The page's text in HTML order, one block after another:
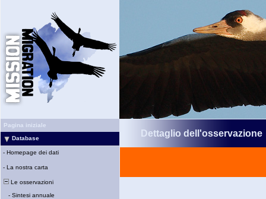
Pagina iniziale
Database
- Homepage dei dati
- La nostra carta
Le osservazioni
- Sintesi annuale
Dettaglio dell'osservazione